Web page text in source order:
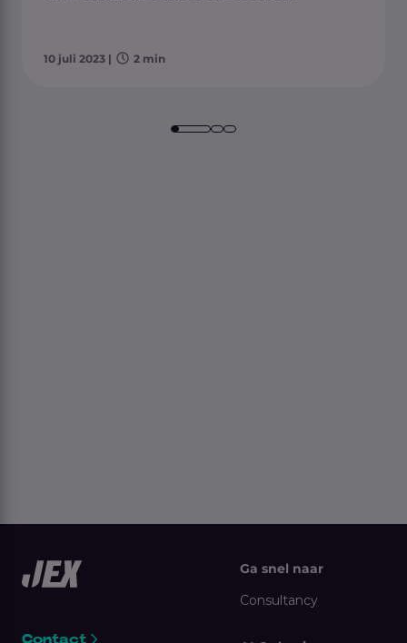
10 juli 2023 | 2 min
Contact
Ga snel naar
Consultancy